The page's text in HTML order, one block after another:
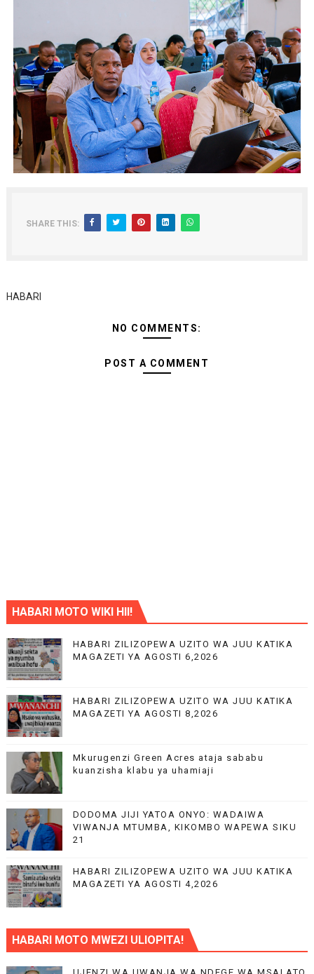
SHARE THIS:
HABARI
NO COMMENTS:
POST A COMMENT
HABARI MOTO WIKI HII!
HABARI ZILIZOPEWA UZITO WA JUU KATIKA
MAGAZETI YA AGOSTI 6,2026
HABARI ZILIZOPEWA UZITO WA JUU KATIKA
MAGAZETI YA AGOSTI 8,2026
Mkurugenzi Green Acres ataja sababu
kuanzisha klabu ya uhamiaji
DODOMA JIJI YATOA ONYO: WADAIWA
VIWANJA MTUMBA, KIKOMBO WAPEWA SIKU
21
HABARI ZILIZOPEWA UZITO WA JUU KATIKA
MAGAZETI YA AGOSTI 4,2026
HABARI MOTO MWEZI ULIOPITA!